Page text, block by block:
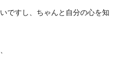
ですし、ちゃんと自分の心を知